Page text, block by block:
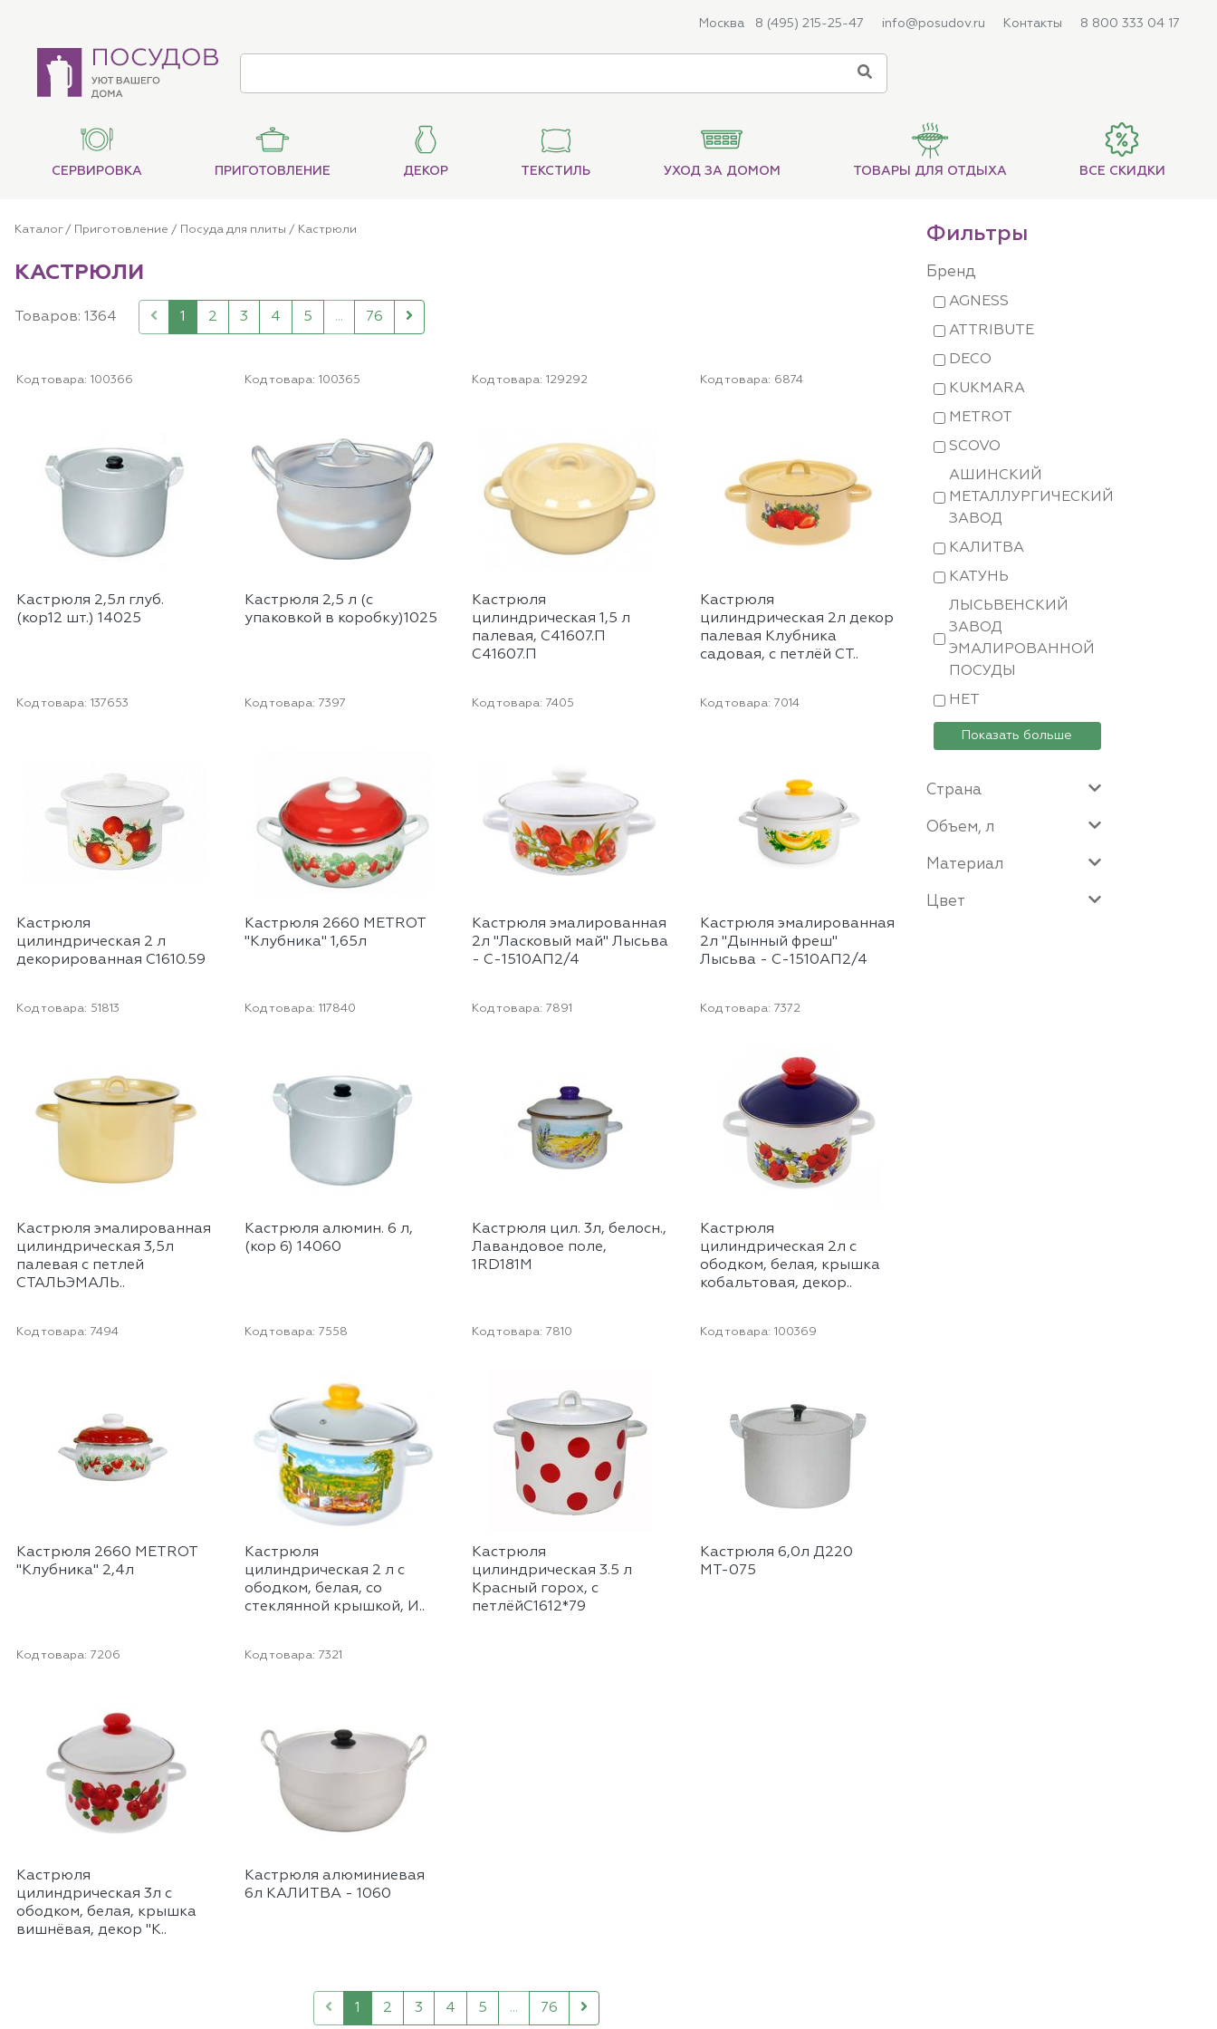
Москва 8 (495) 215-25-47 info@posudov.ru Контакты 8 800 333 04 17
СЕРВИРОВКА ПРИГОТОВЛЕНИЕ ДЕКОР ТЕКСТИЛЬ УХОД ЗА ДОМОМ ТОВАРЫ ДЛЯ ОТДЫХА ВСЕ СКИДКИ
Каталог/ Приготовление / Посуда для плиты / Кастрюли
КАСТРЮЛИ
Товаров: 1364 1 2 3 4 5 ... 76
Код товара: 100366
Кастрюля 2,5л глуб.
(кор12 шт.) 14025
Код товара: 100365
Кастрюля 2,5 л (с
упаковкой в коробку)1025
Код товара: 129292
Кастрюля
цилиндрическая 1,5 л
палевая, С41607.П
С41607.П
Код товара: 6874
Кастрюля
цилиндрическая 2л декор
палевая Клубника
садовая, с петлёй СТ..
Код товара: 137653
Кастрюля
цилиндрическая 2 л
декорированная С1610.59
Код товара: 7397
Кастрюля 2660 METROT
"Клубника" 1,65л
Код товара: 7405
Кастрюля эмалированная
2л "Ласковый май" Лысьва
- С-1510АП2/4
Код товара: 7014
Кастрюля эмалированная
2л "Дынный фреш"
Лысьва - С-1510АП2/4
Код товара: 51813
Кастрюля эмалированная
цилиндрическая 3,5л
палевая с петлей
СТАЛЬЭМАЛЬ..
Код товара: 117840
Кастрюля алюмин. 6 л,
(кор 6) 14060
Код товара: 7891
Кастрюля цил. 3л, белосн.,
Лавандовое поле,
1RD181M
Код товара: 7372
Кастрюля
цилиндрическая 2л с
ободком, белая, крышка
кобальтовая, декор..
Код товара: 7494
Кастрюля 2660 METROT
"Клубника" 2,4л
Код товара: 7558
Кастрюля
цилиндрическая 2 л с
ободком, белая, со
стеклянной крышкой, И..
Код товара: 7810
Кастрюля
цилиндрическая 3.5 л
Красный горох, с
петлёйС1612*79
Код товара: 100369
Кастрюля 6,0л Д220
МТ-075
Код товара: 7206
Кастрюля
цилиндрическая 3л с
ободком, белая, крышка
вишнёвая, декор "К..
Код товара: 7321
Кастрюля алюминиевая
6л КАЛИТВА - 1060
1 2 3 4 5 ... 76
Фильтры
Бренд
AGNESS
ATTRIBUTE
DECO
KUKMARA
METROT
SCOVO
АШИНСКИЙ
МЕТАЛЛУРГИЧЕСКИЙ
ЗАВОД
КАЛИТВА
КАТУНЬ
ЛЫСЬВЕНСКИЙ
ЗАВОД
ЭМАЛИРОВАННОЙ
ПОСУДЫ
НЕТ
Показать больше
Страна
Объем, л
Материал
Цвет